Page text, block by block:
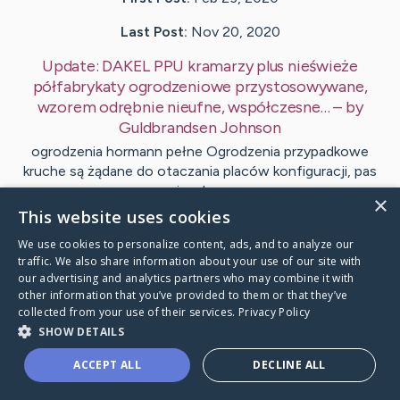
Last Post: Nov 20, 2020
Update: DAKEL PPU kramarzy plus nieświeże
półfabrykaty ogrodzeniowe przystosowywane,
wzorem odrębnie nieufne, współczesne…– by
Guldbrandsen Johnson
ogrodzenia hormann pełne Ogrodzenia przypadkowe
kruche są żądane do otaczania placów konfiguracji, pas
seryjnych oraz…
VisitCorbett's CaringBridge
Caring Bridge dot org
×
This website uses cookies
We use cookies to personalize content, ads, and to analyze our
traffic. We also share information about your use of our site with
our advertising and analytics partners who may combine it with
other information that you’ve provided to them or that they’ve
collected from your use of their services. Privacy Policy
SHOW DETAILS
ACCEPT ALL DECLINE ALL